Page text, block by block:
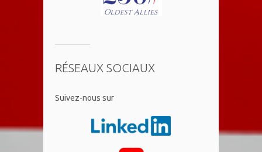
RÉSEAUX SOCIAUX
​Suivez-nous sur